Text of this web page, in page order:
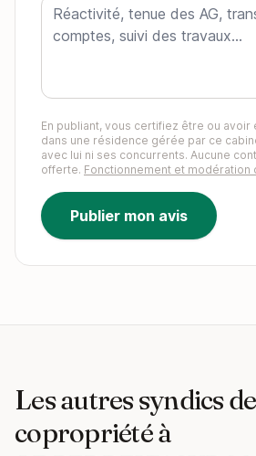
En publiant, vous certifiez être ou
dans une résidence gérée par ce
avec lui ni ses concurrents. Aucune
offerte. Fonctionnement et modération
Publier mon avis
Les autres syndics de
copropriété à